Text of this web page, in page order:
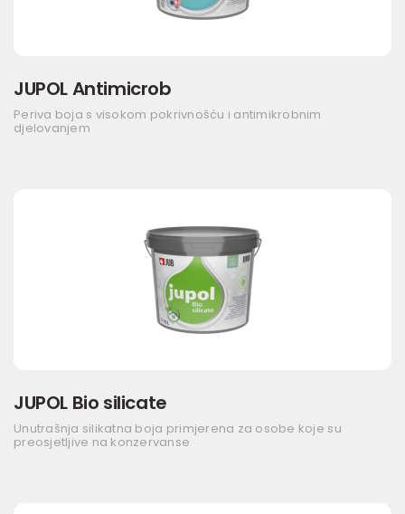
JUPOL Antimicrob
Periva boja s visokom pokrivnošću i antimikrobnim
djelovanjem
JUPOL Bio silicate
Unutrašnja silikatna boja primjerena za osobe koje su
preosjetljive na konzervanse